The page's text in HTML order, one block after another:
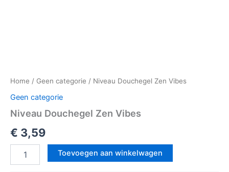
Home / Geen categorie / Niveau Douchegel Zen Vibes
Geen categorie
Niveau Douchegel Zen Vibes
€ 3,59
Toevoegen aan winkelwagen